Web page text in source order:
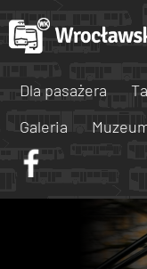
Dla pasażera
Galeria